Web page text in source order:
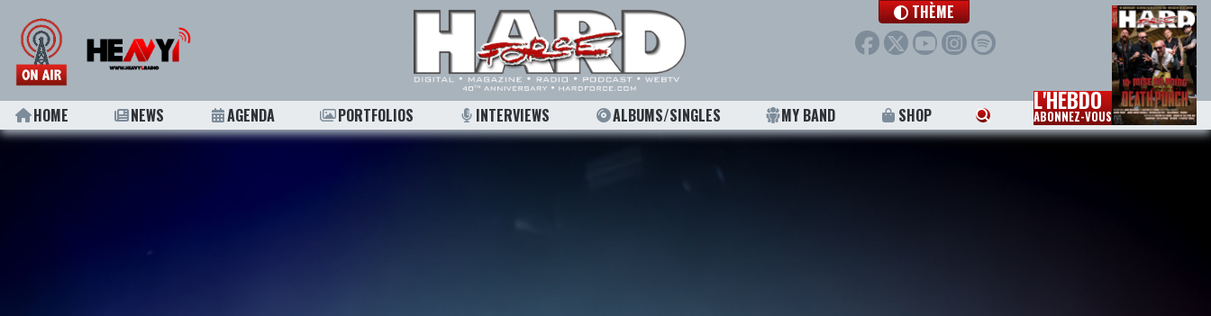
THÈME
HOME NEWS AGENDA PORTFOLIOS INTERVIEWS ALBUMS/SINGLES MY BAND SHOP L'HEBDO
ABONNEZ-VOUS